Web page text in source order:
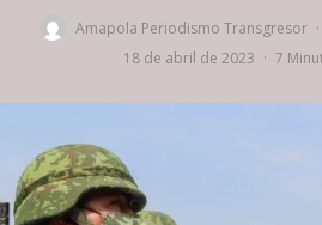
Amapola Periodismo Transgresor ·
18 de abril de 2023 · 7